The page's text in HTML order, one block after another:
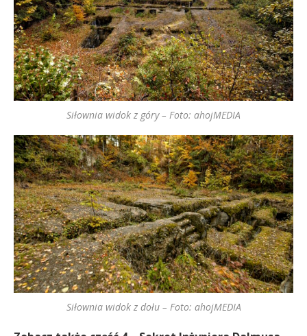
Siłownia widok z góry – Foto: ahojMEDIA
Siłownia widok z dołu – Foto: ahojMEDIA